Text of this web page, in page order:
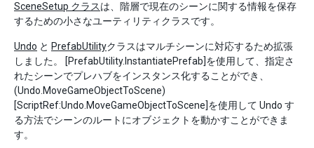
SceneSetup クラスは、階層で現在のシーンに関する情報を保存
するための小さなユーティリティクラスです。
Undo と PrefabUtilityクラスはマルチシーンに対応するため拡張
しました。 [PrefabUtility.InstantiatePrefab]を使用して、指定さ
れたシーンでプレハブをインスタンス化することができ、
(Undo.MoveGameObjectToScene)
[ScriptRef:Undo.MoveGameObjectToScene]を使用して Undo す
る方法でシーンのルートにオブジェクトを動かすことができま
す。